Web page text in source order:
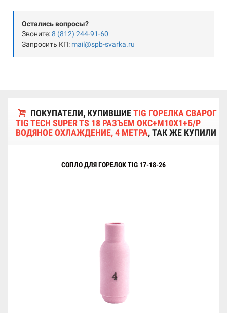
Остались вопросы?
Звоните:8 (812) 244-91-60
Запросить КП: mail@spb-svarka.ru
ПОКУПАТЕЛИ, КУПИВШИЕTIG ГОРЕЛКА СВАРОГ
TIG TECH SUPER TS 18 РАЗЪЕМ ОКС+M10X1+Б/Р
ВОДЯНОЕ ОХЛАЖДЕНИЕ, 4 МЕТРА, ТАК ЖЕ КУПИЛИ
СОПЛО ДЛЯ ГОРЕЛОК TIG 17-18-26